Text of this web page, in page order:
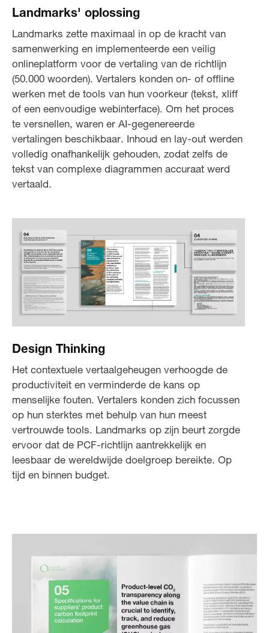
Landmarks' oplossing
Landmarks zette maximaal in op de kracht van
samenwerking en implementeerde een veilig
onlineplatform voor de vertaling van de richtlijn
(50.000 woorden). Vertalers konden on- of offline
werken met de tools van hun voorkeur (tekst, xliff
of een eenvoudige webinterface). Om het proces
te versnellen, waren er AI-gegenereerde
vertalingen beschikbaar. Inhoud en lay-out werden
volledig onafhankelijk gehouden, zodat zelfs de
tekst van complexe diagrammen accuraat werd
vertaald.
Design Thinking
Het contextuele vertaalgeheugen verhoogde de
productiviteit en verminderde de kans op
menselijke fouten. Vertalers konden zich focussen
op hun sterktes met behulp van hun meest
vertrouwde tools. Landmarks op zijn beurt zorgde
ervoor dat de PCF-richtlijn aantrekkelijk en
leesbaar de wereldwijde doelgroep bereikte. Op
tijd en binnen budget.